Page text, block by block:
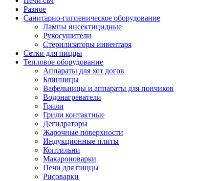
Разное
Санитарно-гигиеническое оборудование
Лампы инсектицидные
Рукосушители
Стерилизаторы инвентаря
Сетки для пиццы
Тепловое оборудование
Аппараты для хот догов
Блинницы
Вафельницы и аппараты для пончиков
Водонагреватели
Грили
Грили контактные
Дегидраторы
Жарочные поверхности
Индукционные плиты
Коптильни
Макароноварки
Печи для пиццы
Рисоварки